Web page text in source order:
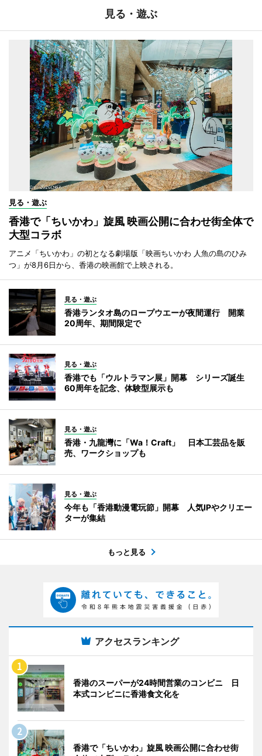
見る・遊ぶ
見る・遊ぶ
香港で「ちいかわ」旋風 映画公開に合わせ街全体で
大型コラボ
アニメ「ちいかわ」の初となる劇場版「映画ちいかわ 人魚の島のひみ
つ」が8月6日から、香港の映画館で上映される。
見る・遊ぶ
香港ランタオ島のロープウエーが夜間運行 開業
20周年、期間限定で
見る・遊ぶ
香港でも「ウルトラマン展」開幕 シリーズ誕生
60周年を記念、体験型展示も
見る・遊ぶ
香港・九龍灣に「Wa！Craft」 日本工芸品を販
売、ワークショップも
見る・遊ぶ
今年も「香港動漫電玩節」開幕 人気IPやクリエー
ターが集結
もっと見る
アクセスランキング
香港のスーパーが24時間営業のコンビニ 日
本式コンビニに香港食文化を
香港で「ちいかわ」旋風 映画公開に合わせ街